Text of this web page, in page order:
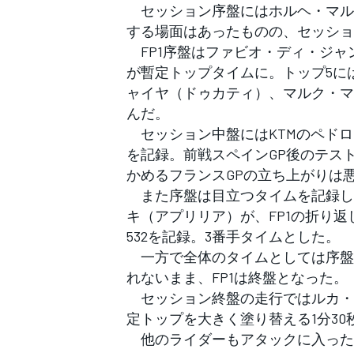
セッション序盤にはホルヘ・マ
する場面はあったものの、セッシ
FP1序盤はファビオ・ディ・ジャ
が暫定トップタイムに。トップ5
ャイヤ（ドゥカティ）、マルク・
んだ。
セッション中盤にはKTMのペド
を記録。前戦スペインGP後のテ
かめるフランスGPの立ち上がりは
また序盤は目立つタイムを記録
キ（アプリリア）が、FP1の折り
532を記録。3番手タイムとした。
一方で全体のタイムとしては序
れないまま、FP1は終盤となった。
セッション終盤の走行ではルカ
定トップを大きく塗り替える1分30
他のライダーもアタックに入っ